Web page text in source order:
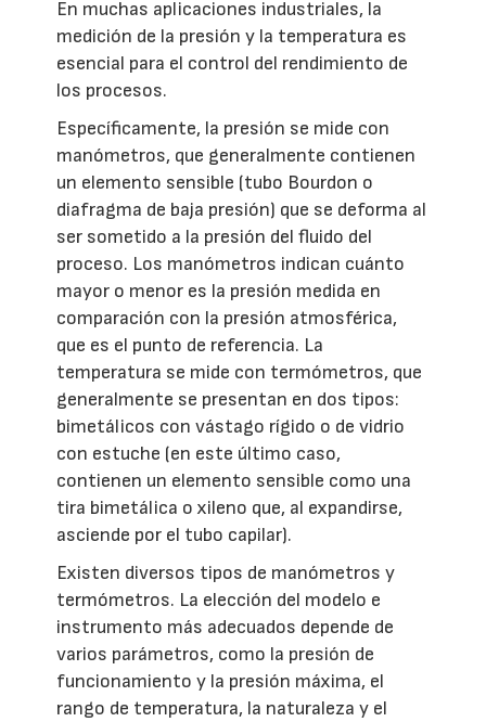
En muchas aplicaciones industriales, la
medición de la presión y la temperatura es
esencial para el control del rendimiento de
los procesos.
Específicamente, la presión se mide con
manómetros, que generalmente contienen
un elemento sensible (tubo Bourdon o
diafragma de baja presión) que se deforma al
ser sometido a la presión del fluido del
proceso. Los manómetros indican cuánto
mayor o menor es la presión medida en
comparación con la presión atmosférica,
que es el punto de referencia. La
temperatura se mide con termómetros, que
generalmente se presentan en dos tipos:
bimetálicos con vástago rígido o de vidrio
con estuche (en este último caso,
contienen un elemento sensible como una
tira bimetálica o xileno que, al expandirse,
asciende por el tubo capilar).
Existen diversos tipos de manómetros y
termómetros. La elección del modelo e
instrumento más adecuados depende de
varios parámetros, como la presión de
funcionamiento y la presión máxima, el
rango de temperatura, la naturaleza y el